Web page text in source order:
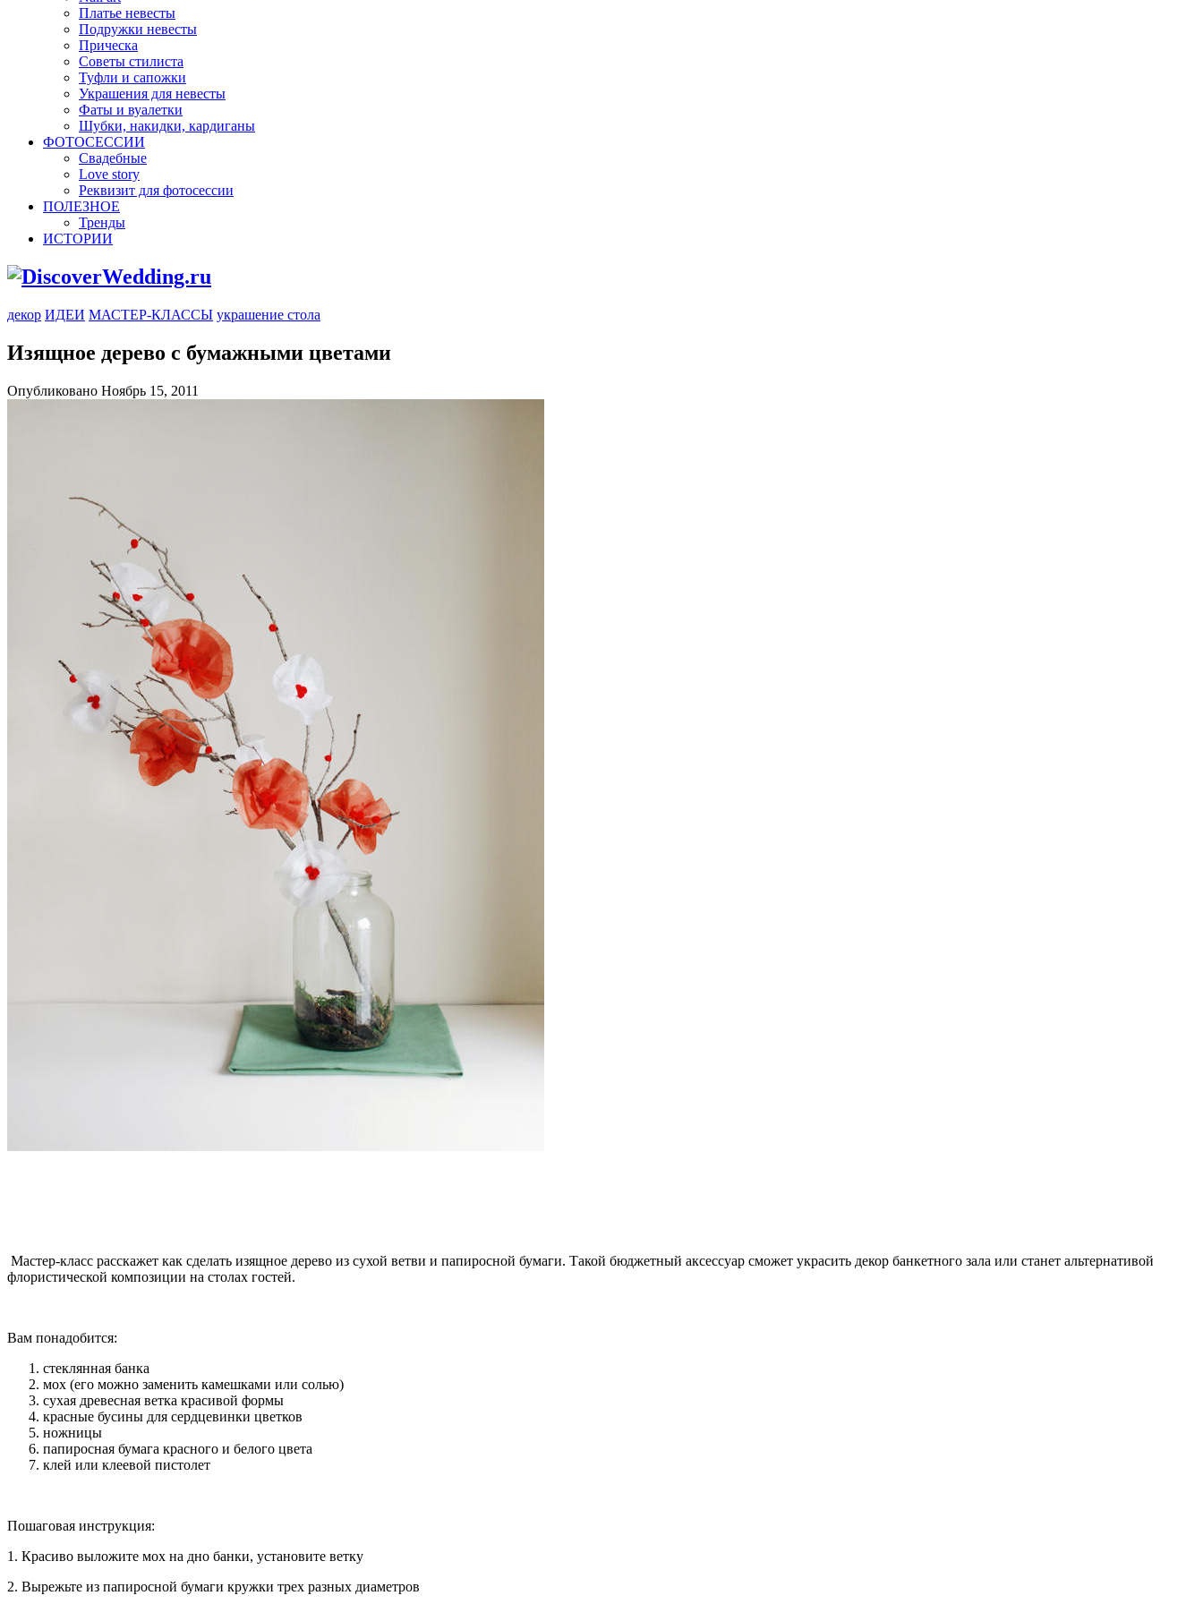
Платье невесты
Подружки невесты
Прическа
Советы стилиста
Туфли и сапожки
Украшения для невесты
Фаты и вуалетки
Шубки, накидки, кардиганы
ФОТОСЕССИИ
Свадебные
Love story
Реквизит для фотосессии
ПОЛЕЗНОЕ
Тренды
ИСТОРИИ
декор ИДЕИ МАСТЕР-КЛАССЫ украшение стола
Изящное дерево с бумажными цветами
Опубликовано Ноябрь 15, 2011
Мастер-класс расскажет как сделать изящное дерево из сухой ветви и папиросной бумаги. Такой бюджетный аксессуар сможет украсить декор банкетного зала или станет альтернативой
флористической композиции на столах гостей.
Вам понадобится:
стеклянная банка
мох (его можно заменить камешками или солью)
сухая древесная ветка красивой формы
красные бусины для сердцевинки цветков
ножницы
папиросная бумага красного и белого цвета
клей или клеевой пистолет
Пошаговая инструкция:
1. Красиво выложите мох на дно банки, установите ветку
2. Вырежьте из папиросной бумаги кружки трех разных диаметров